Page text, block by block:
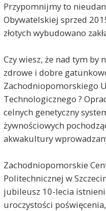
Przypomnijmy to
Obywatelskiej sprzed
złotych wybudowano
Czy wiesz, że nad tym by
zdrowe i dobre
Zachodniopomorskiego
Technologicznego ?
celnych genetyczny
żywnościowych
akwakultury
Zachodniopomorskie
Politechnicznej w
jubileusz 10-lecia
uroczystości